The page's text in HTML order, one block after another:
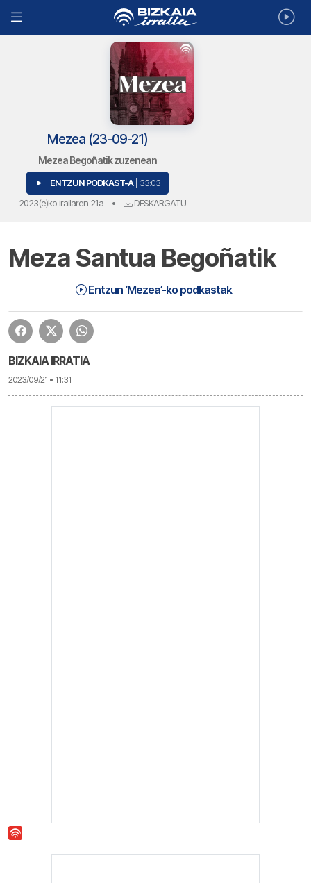
Mezea (23-09-21)
Mezea Begoñatik zuzenean
ENTZUN PODKAST-A | 33:03
2023(e)ko irailaren 21a • DESKARGATU
Meza Santua Begoñatik
Entzun ‘Mezea’-ko podkastak
Mezea (23-09-21) | Mezea
BIZKAIA IRRATIA
2023/09/21 • 11:31